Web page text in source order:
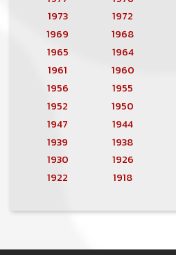
1973
1972
1969
1968
1965
1964
1961
1960
1956
1955
1952
1950
1947
1944
1939
1938
1930
1926
1922
1918